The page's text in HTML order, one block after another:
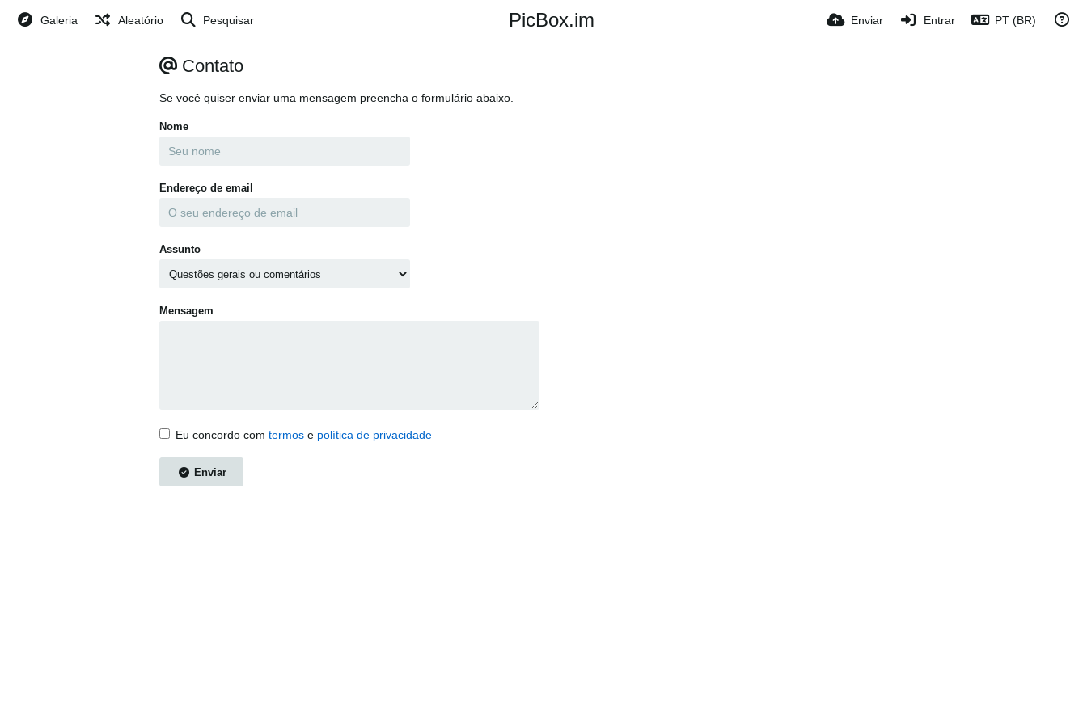
PicBox.im
Galeria Aleatório Pesquisar Enviar Entrar PT (BR)
Contato
Se você quiser enviar uma mensagem preencha o formulário abaixo.
Nome
Endereço de email
Assunto
Mensagem
Eu concordo com termos e política de privacidade
Enviar